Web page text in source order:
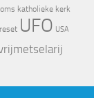
katholieke kerk
UFO USA